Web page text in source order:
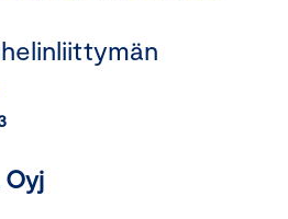
7/2013
Oyj